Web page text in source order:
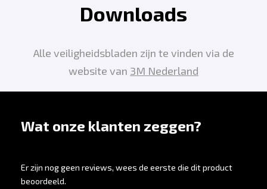
Downloads
Alle veiligheidsbladen zijn te vinden via de
website van 3M Nederland
Wat onze klanten zeggen?
Er zijn nog geen reviews, wees de eerste die dit product
beoordeeld.